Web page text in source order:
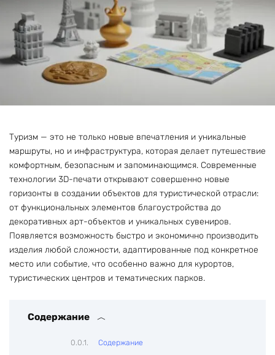
Туризм — это не только новые впечатления и уникальные
маршруты, но и инфраструктура, которая делает путешествие
комфортным, безопасным и запоминающимся. Современные
технологии 3D-печати открывают совершенно новые
горизонты в создании объектов для туристической отрасли:
от функциональных элементов благоустройства до
декоративных арт-объектов и уникальных сувениров.
Появляется возможность быстро и экономично производить
изделия любой сложности, адаптированные под конкретное
место или событие, что особенно важно для курортов,
туристических центров и тематических парков.
Содержание
Содержание